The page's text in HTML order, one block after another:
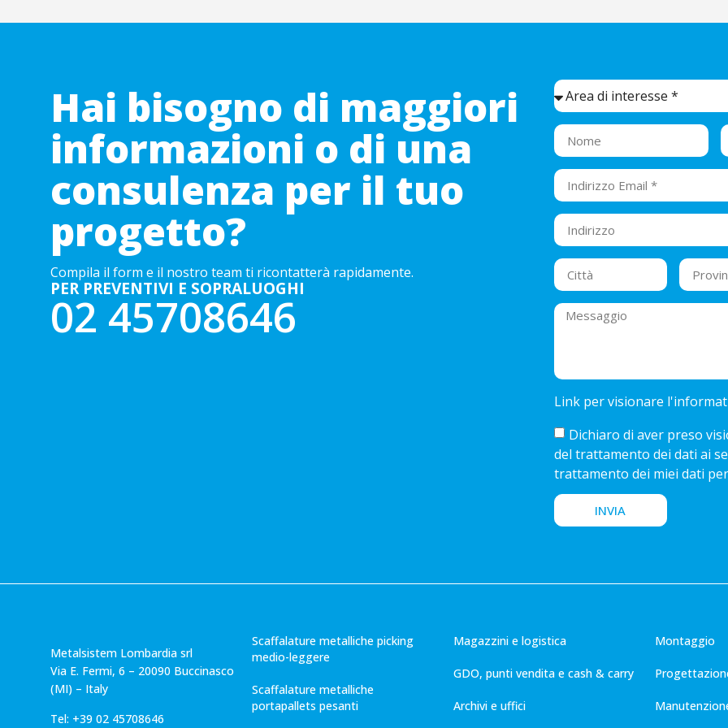
Hai bisogno di maggiori
informazioni o di una
consulenza per il tuo
progetto?
Compila il form e il nostro team ti ricontatterà rapidamente.
PER PREVENTIVI E SOPRALUOGHI
02 45708646
Link per visionare
Dichiaro di aver preso
del trattamento dei dati ai
trattamento dei miei dati
INVIA
Metalsistem Lombardia srl
Via E. Fermi, 6 – 20090 Buccinasco
(MI) – Italy
Tel: +39 02 45708646
Scaffalature metalliche picking
medio-leggere
Scaffalature metalliche
portapallets pesanti
Magazzini e logistica
GDO, punti vendita e cash & carry
Archivi e uffici
Montaggio